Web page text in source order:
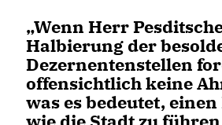
Wenn Herr
Halbierung der
Dezernentenstellen
offensichtlich keine
was es bedeutet,